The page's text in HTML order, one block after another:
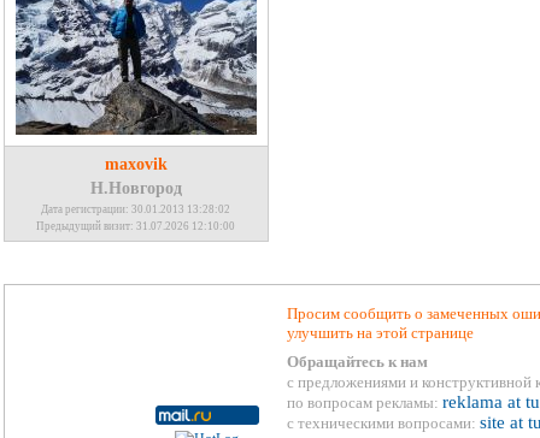
maxovik
Н.Новгород
Дата регистрации: 30.01.2013 13:28:02
Предыдущий визит: 31.07.2026 12:10:00
Просим сообщить о замеченных
улучшить на этой странице
Обращайтесь к нам
с предложениями и конструктивной
по вопросам рекламы: reklama at
с техническими вопросами: site at